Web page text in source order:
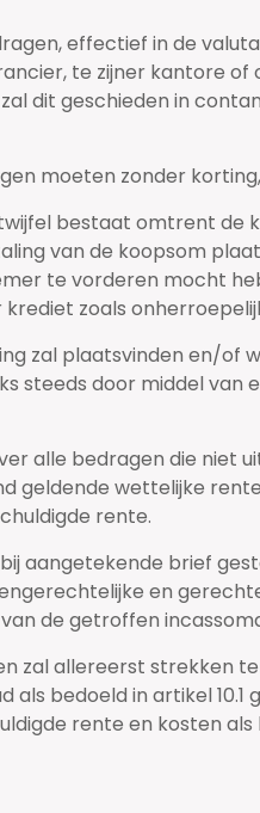
effectief in de
te zijner kantore
dit geschieden in
moeten zonder
bestaat omtrent
van de koopsom
te vorderen mocht
zoals
zal plaatsvinden en/
steeds door middel
alle bedragen die niet
geldende wettelijke
rente.
aangetekende brief
en
de getroffen
zal allereerst strekken
als bedoeld in artikel
rente en kosten